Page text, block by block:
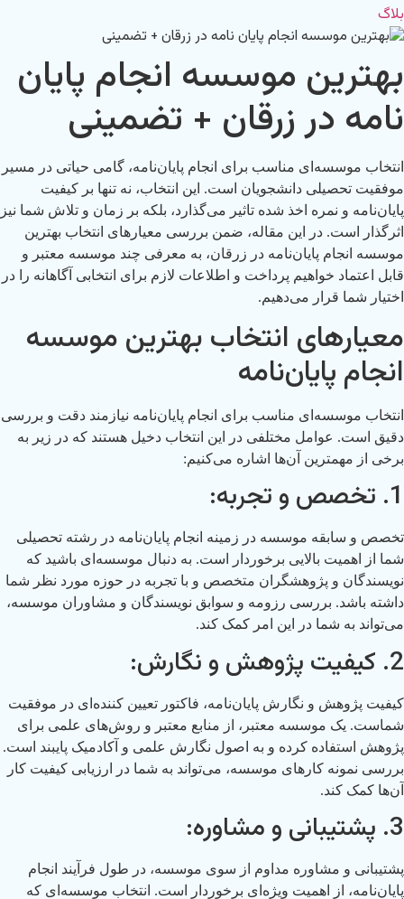
بلاگ
بهترین موسسه انجام پایان
نامه در زرقان + تضمینی
انتخاب موسسه‌ای مناسب برای انجام پایان‌نامه، گامی حیاتی در مسیر
موفقیت تحصیلی دانشجویان است. این انتخاب، نه تنها بر کیفیت
پایان‌نامه و نمره اخذ شده تاثیر می‌گذارد، بلکه بر زمان و تلاش شما نیز
اثرگذار است. در این مقاله، ضمن بررسی معیارهای انتخاب بهترین
موسسه انجام پایان‌نامه در زرقان، به معرفی چند موسسه معتبر و
قابل اعتماد خواهیم پرداخت و اطلاعات لازم برای انتخابی آگاهانه را در
اختیار شما قرار می‌دهیم.
معیارهای انتخاب بهترین موسسه
انجام پایان‌نامه
انتخاب موسسه‌ای مناسب برای انجام پایان‌نامه نیازمند دقت و بررسی
دقیق است. عوامل مختلفی در این انتخاب دخیل هستند که در زیر به
برخی از مهمترین آن‌ها اشاره می‌کنیم:
1. تخصص و تجربه:
تخصص و سابقه موسسه در زمینه انجام پایان‌نامه در رشته تحصیلی
شما از اهمیت بالایی برخوردار است. به دنبال موسسه‌ای باشید که
نویسندگان و پژوهشگران متخصص و با تجربه در حوزه مورد نظر شما
داشته باشد. بررسی رزومه و سوابق نویسندگان و مشاوران موسسه،
می‌تواند به شما در این امر کمک کند.
2. کیفیت پژوهش و نگارش:
کیفیت پژوهش و نگارش پایان‌نامه، فاکتور تعیین کننده‌ای در موفقیت
شماست. یک موسسه معتبر، از منابع معتبر و روش‌های علمی برای
پژوهش استفاده کرده و به اصول نگارش علمی و آکادمیک پایبند است.
بررسی نمونه کارهای موسسه، می‌تواند به شما در ارزیابی کیفیت کار
آن‌ها کمک کند.
3. پشتیبانی و مشاوره:
پشتیبانی و مشاوره مداوم از سوی موسسه، در طول فرآیند انجام
پایان‌نامه، از اهمیت ویژه‌ای برخوردار است. انتخاب موسسه‌ای که